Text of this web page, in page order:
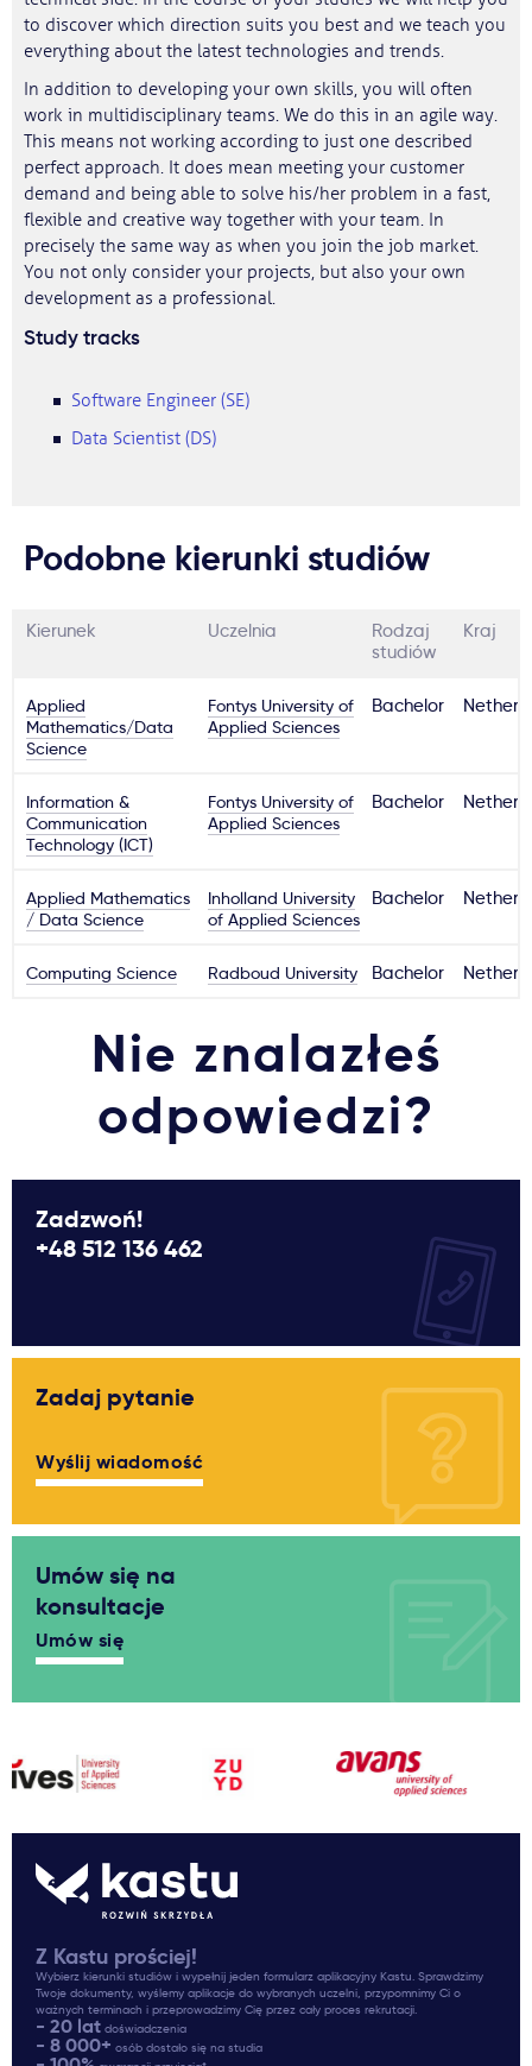
to discover which direction suits you best and we teach you
everything about the latest technologies and trends.
In addition to developing your own skills, you will often
work in multidisciplinary teams. We do this in an agile way.
This means not working according to just one described
perfect approach. It does mean meeting your customer
demand and being able to solve his/her problem in a fast,
flexible and creative way together with your team. In
precisely the same way as when you join the job market.
You not only consider your projects, but also your own
development as a professional.
Study tracks
Software Engineer (SE)
Data Scientist (DS)
Podobne kierunki studiów
Kierunek Uczelnia
Rodzaj
studiów
Kraj
Applied
Mathematics/Data
Science
Fontys University of
Applied Sciences
Bachelor
Information &
Communication
Technology (ICT)
Fontys University of
Applied Sciences
Bachelor
Applied Mathematics
/ Data Science
Inholland University
of Applied Sciences
Bachelor
Computing Science Radboud University Bachelor
Nie znalazłeś
odpowiedzi?
Zadzwoń!
+48 512 136 462
Zadaj pytanie
Wyślij wiadomość
Umów się na
konsultacje
Umów się
Z Kastu prościej!
Wybierz kierunki studiów i wypełnij jeden formularz aplikacyjny Kastu. Sprawdzimy
Twoje dokumenty, wyślemy aplikacje do wybranych uczelni, przypomnimy Ci o
ważnych terminach i przeprowadzimy Cię przez cały proces rekrutacji.
- 20 lat doświadczenia
- 8 000+ osób dostało się na studia